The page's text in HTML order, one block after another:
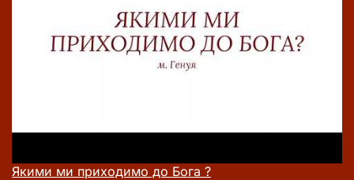
Якими ми приходимо до Бога ?